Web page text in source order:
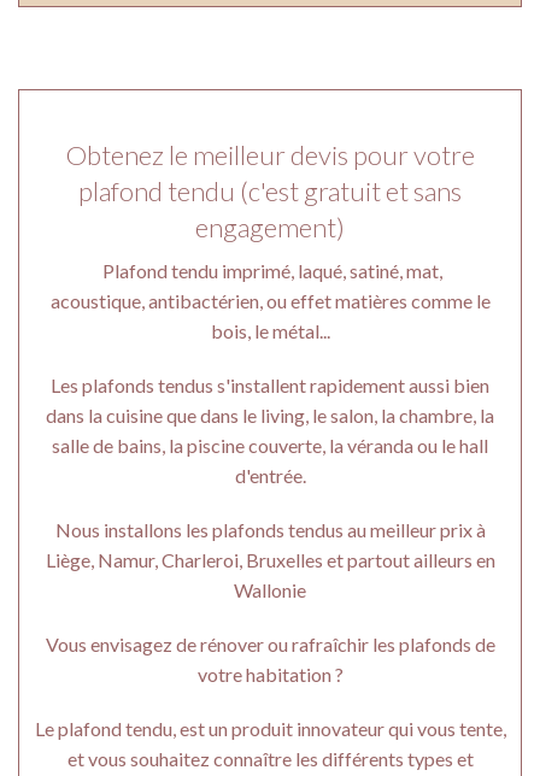
Obtenez le meilleur devis pour votre
plafond tendu (c'est gratuit et sans
engagement)
Plafond tendu imprimé, laqué, satiné, mat,
acoustique, antibactérien, ou effet matières comme le
bois, le métal...
Les plafonds tendus s'installent rapidement aussi bien
dans la cuisine que dans le living, le salon, la chambre, la
salle de bains, la piscine couverte, la véranda ou le hall
d'entrée.
Nous installons les plafonds tendus au meilleur prix à
Liège, Namur, Charleroi, Bruxelles et partout ailleurs en
Wallonie
Vous envisagez de rénover ou rafraîchir les plafonds de
votre habitation ?
Le plafond tendu, est un produit innovateur qui vous tente,
et vous souhaitez connaître les différents types et